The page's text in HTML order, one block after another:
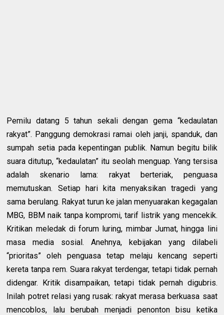
Pemilu datang 5 tahun sekali dengan gema “kedaulatan
rakyat”. Panggung demokrasi ramai oleh janji, spanduk, dan
sumpah setia pada kepentingan publik. Namun begitu bilik
suara ditutup, “kedaulatan” itu seolah menguap. Yang tersisa
adalah skenario lama: rakyat berteriak, penguasa
memutuskan. Setiap hari kita menyaksikan tragedi yang
sama berulang. Rakyat turun ke jalan menyuarakan kegagalan
MBG, BBM naik tanpa kompromi, tarif listrik yang mencekik.
Kritikan meledak di forum luring, mimbar Jumat, hingga lini
masa media sosial. Anehnya, kebijakan yang dilabeli
“prioritas” oleh penguasa tetap melaju kencang seperti
kereta tanpa rem. Suara rakyat terdengar, tetapi tidak pernah
didengar. Kritik disampaikan, tetapi tidak pernah digubris.
Inilah potret relasi yang rusak: rakyat merasa berkuasa saat
mencoblos, lalu berubah menjadi penonton bisu ketika